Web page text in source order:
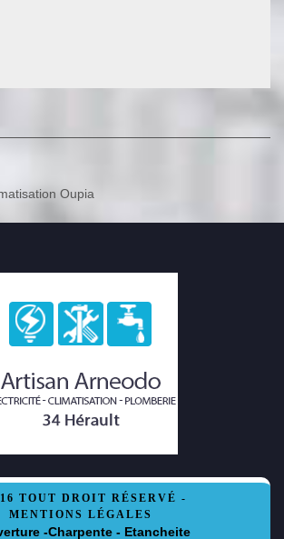
Oupia
TOUT DROIT RÉSERVÉ -
MENTIONS LÉGALES
-Charpente - Etancheite